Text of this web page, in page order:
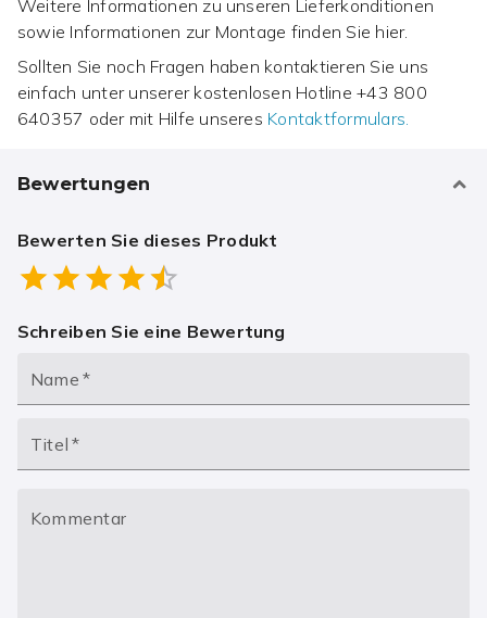
Weitere Informationen zu unseren Lieferkonditionen
sowie Informationen zur Montage finden Sie hier.
Sollten Sie noch Fragen haben kontaktieren Sie uns
einfach unter unserer kostenlosen Hotline+43 800
640357 oder mit Hilfe unseres Kontaktformulars.
Bewertungen
Bewerten Sie dieses Produkt
0.5 Stars
1 Star1.5 Stars
2 Stars
2.5 Stars
3 Stars
3.5 Stars
4 Stars4.5 Stars
5 Stars
Schreiben Sie eine Bewertung
Name *
Titel *
Kommentar